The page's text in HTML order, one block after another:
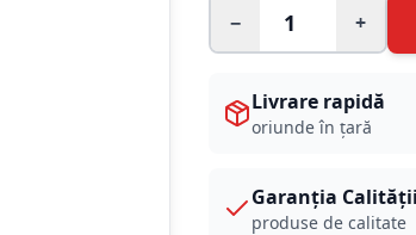
− +
Livrare rapidă
oriunde în țară
Garanția Calității
produse de calitate